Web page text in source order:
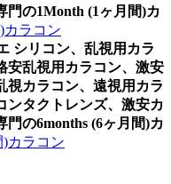
門の1Month (1ヶ月間)カ
カラコン
シリコン、乱視用カラ
安乱視用カラコン、激安
視カラコン、遠視用カラ
ンタクトレンズ、激安カ
の6months (6ヶ月間)カ
)カラコン